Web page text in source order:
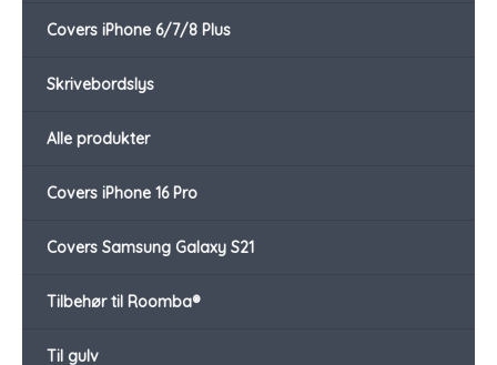
Covers iPhone 6/7/8 Plus
Skrivebordslys
Alle produkter
Covers iPhone 16 Pro
Covers Samsung Galaxy S21
Tilbehør til Roomba®
Til gulv